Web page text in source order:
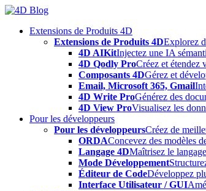
Skip
contentExtensions de Produits 4D
Extensions de Produits 4DExplorez
4D AIKitInjectez une IA
4D Qodly ProCréez et étendez
Composants 4DGérez et
Email, Microsoft 365, Gmail
4D Write ProGénérez des
4D View ProVisualisez les
Pour les développeurs
Pour les développeursCréez de
ORDAConcevez des modèles
Langage 4DMaîtrisez le
Mode Développement
Éditeur de CodeDéveloppez
Interface Utilisateur / GUI